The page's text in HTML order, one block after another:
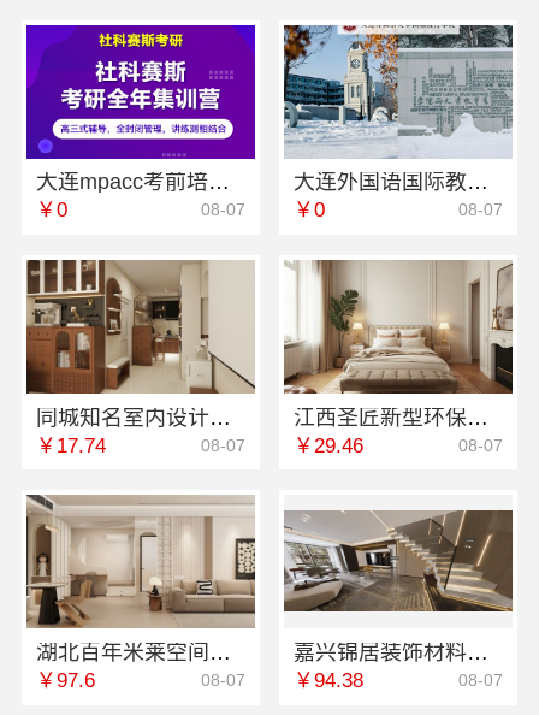
大连mpacc考前培训机构学费多少 社科赛斯会计专硕考研开启备考专属计划
￥0 08-07
大连外国语国际教育学院航空职教报名今日信息
￥0 08-07
同城知名室内设计团队高端嘉兴绿色之家建材科技有限公司
￥17.74 08-07
江西圣匠新型环保材料有限公司-室内装修设计施工厂家
￥29.46 08-07
湖北百年米莱空间美学装饰材料有限公司黄石设计装修实景案例
￥97.6 08-07
嘉兴锦居装饰材料有限公司：高端装饰怎么样
￥94.38 08-07